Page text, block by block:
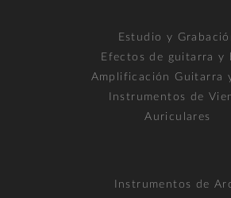
Estudio y
Efectos de guitarra y
Amplificación Guitarra
Instrumentos de
Auriculares
Instrumentos de